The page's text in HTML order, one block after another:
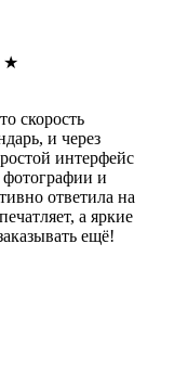
★
скорость
и через
интерфейс
фотографии и
ответила на
а яркие
ещё!